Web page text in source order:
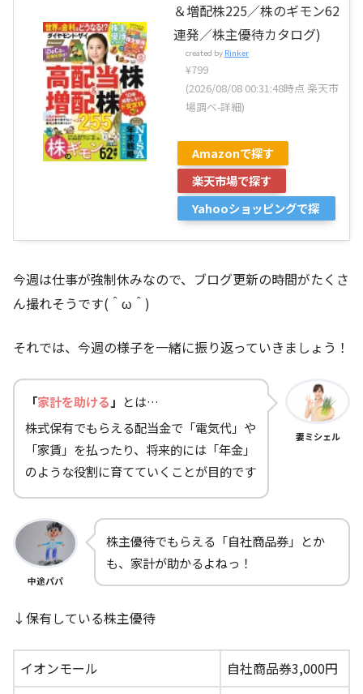
＆増配株225／株のギモン62
連発／株主優待カタログ)
created by Rinker
¥799
(2026/08/08 00:31:48時点 楽天市
場調べ-詳細)
Amazonで探す
楽天市場で探す
Yahooショッピングで探
今週は仕事が強制休みなので、ブログ更新の時間がたくさ
ん撮れそうです(＾ω＾)
それでは、今週の様子を一緒に振り返っていきましょう！
「家計を助ける 」 とは…
株式保有でもらえる配当金で「電気代」や
「家賃」を払ったり、将来的には「年金」
のような役割に育てていくことが目的です
妻ミシェル
中途パパ
株主優待でもらえる「自社商品券」とか
も、家計が助かるよねっ！
↓保有している株主優待
イオンモール
自社商品券3,000円